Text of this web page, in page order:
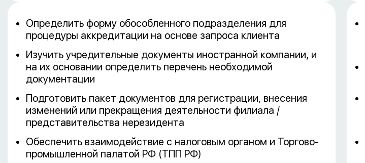
Определить форму обособленного подразделения для
процедуры аккредитации на основе запроса клиента
Изучить учредительные документы иностранной компании, и
на их основании определить перечень необходимой
документации
Подготовить пакет документов для регистрации, внесения
изменений или прекращения деятельности филиала /
представительства нерезидента
Обеспечить взаимодействие с налоговым органом и Торгово-
промышленной палатой РФ (ТПП РФ)